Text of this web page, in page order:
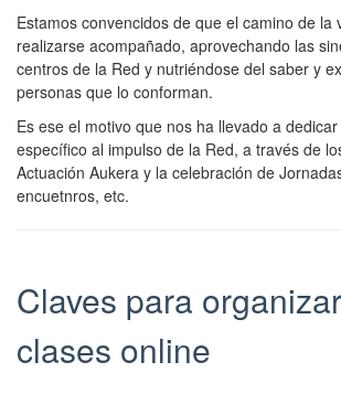
Estamos convencidos de que el camino de la
realizarse acompañado, aprovechando las
centros de la Red y nutriéndose del saber y
personas que lo conforman.
Es ese el motivo que nos ha llevado a
específico al impulso de la Red, a través de
Actuación Aukera y la celebración de
encuetnros, etc.
Claves para
clases online